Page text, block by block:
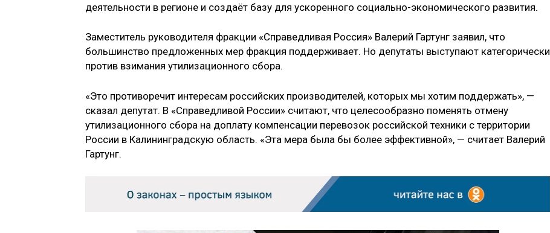
деятельности в регионе и создаёт базу для ускоренного социально-экономического развития.
Заместитель руководителя фракции «Справедливая Россия» Валерий Гартунг заявил, что
большинство предложенных мер фракция поддерживает. Но депутаты выступают категорически
против взимания утилизационного сбора.
«Это противоречит интересам российских производителей, которых мы хотим поддержать», —
сказал депутат. В «Справедливой России» считают, что целесообразно поменять отмену
утилизационного сбора на доплату компенсации перевозок российской техники с территории
России в Калининградскую область. «Эта мера была бы более эффективной», — считает Валерий
Гартунг.